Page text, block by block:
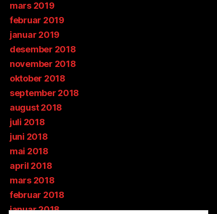
mars 2019
februar 2019
januar 2019
desember 2018
november 2018
oktober 2018
september 2018
august 2018
juli 2018
juni 2018
mai 2018
april 2018
mars 2018
februar 2018
januar 2018